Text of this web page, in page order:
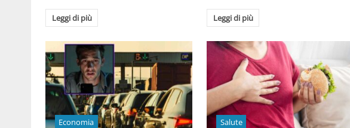
Leggi di più Leggi di più
Economia Salute